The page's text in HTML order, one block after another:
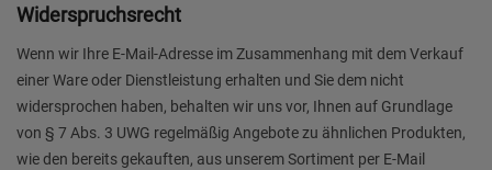
Widerspruchsrecht
Wenn wir Ihre E-Mail-Adresse im Zusammenhang mit dem Verkauf
einer Ware oder Dienstleistung erhalten und Sie dem nicht
widersprochen haben, behalten wir uns vor, Ihnen auf Grundlage
von § 7 Abs. 3 UWG regelmäßig Angebote zu ähnlichen Produkten,
wie den bereits gekauften, aus unserem Sortiment per E-Mail